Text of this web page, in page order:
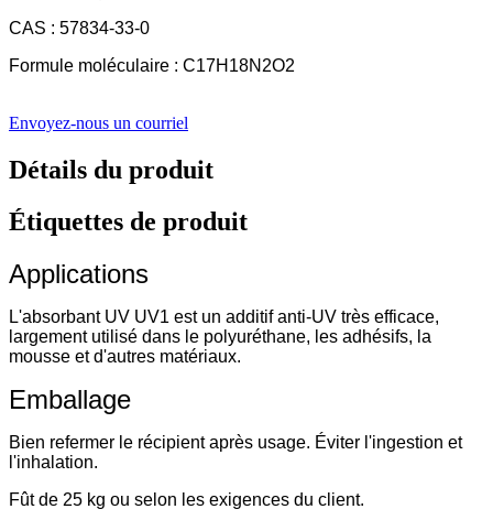
CAS : 57834-33-0
Formule moléculaire : C17H18N2O2
Envoyez-nous un courriel
Détails du produit
Étiquettes de produit
Applications
L'absorbant UV UV1 est un additif anti-UV très efficace,
largement utilisé dans le polyuréthane, les adhésifs, la
mousse et d'autres matériaux.
Emballage
Bien refermer le récipient après usage. Éviter l'ingestion et
l'inhalation.
Fût de 25 kg ou selon les exigences du client.